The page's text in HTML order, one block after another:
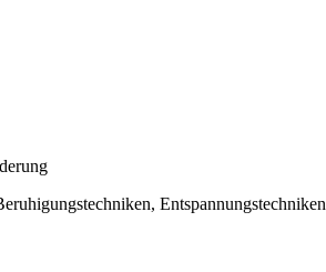
Entspannungstechniken